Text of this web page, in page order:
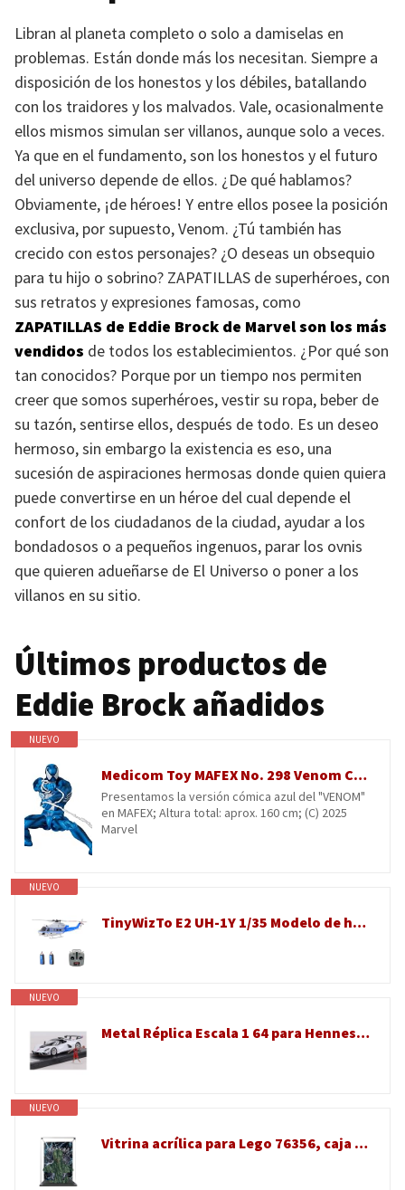
Libran al planeta completo o solo a damiselas en
problemas. Están donde más los necesitan. Siempre a
disposición de los honestos y los débiles, batallando
con los traidores y los malvados. Vale, ocasionalmente
ellos mismos simulan ser villanos, aunque solo a veces.
Ya que en el fundamento, son los honestos y el futuro
del universo depende de ellos. ¿De qué hablamos?
Obviamente, ¡de héroes! Y entre ellos posee la posición
exclusiva, por supuesto, Venom. ¿Tú también has
crecido con estos personajes? ¿O deseas un obsequio
para tu hijo o sobrino? ZAPATILLAS de superhéroes, con
sus retratos y expresiones famosas, como
ZAPATILLAS de Eddie Brock de Marvel son los más
vendidos de todos los establecimientos. ¿Por qué son
tan conocidos? Porque por un tiempo nos permiten
creer que somos superhéroes, vestir su ropa, beber de
su tazón, sentirse ellos, después de todo. Es un deseo
hermoso, sin embargo la existencia es eso, una
sucesión de aspiraciones hermosas donde quien quiera
puede convertirse en un héroe del cual depende el
confort de los ciudadanos de la ciudad, ayudar a los
bondadosos o a pequeños ingenuos, parar los ovnis
que quieren adueñarse de El Universo o poner a los
villanos en su sitio.
Últimos productos de
Eddie Brock añadidos
NUEVO
Medicom Toy MAFEX No. 298 Venom Comic versión azul, altura total aprox. 160 mm, figura de acción pintada sin escala
Presentamos la versión cómica azul del "VENOM"
en MAFEX; Altura total: aprox. 160 cm; (C) 2025
Marvel
NUEVO
TinyWizTo E2 UH-1Y 1/35 Modelo de helicóptero RC de accionamiento directo dual sin escobillas con posicionamiento Lidar y sujeción GPS, modelo de avión 2.4G 6CH (RTF/Modo 1/2 conmutable/azul-blanco)
NUEVO
Metal Réplica Escala 1 64 para Hennessey Venom F5 Modelo De Coche Aleación Vehículo Colección Hobby Adornos Escritorio Hobbies Vehículos Juegos Set(White)
NUEVO
Vitrina acrílica para Lego 76356, caja de almacenamiento transparente, escaparate de protección a prueba de polvo (solo caja de exhibición, kit no incluido)